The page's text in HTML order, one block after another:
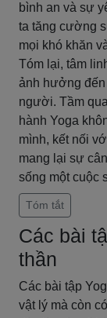
bình an và sự
ta tăng cường
mọi khó khăn
Tóm lại, tâm
ảnh hưởng đến
người. Tầm
hành Yoga
mình, kết nối
mang lại sự
sống một cuộc
Tóm tắt
Các bài
thần
Các bài tập
vật lý mà còn